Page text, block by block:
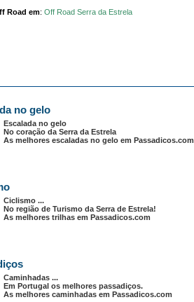
Road em: Off Road Serra da Estrela
no gelo
Escalada no gelo
No coração da Serra da Estrela
As melhores escaladas no gelo em Passadicos.com
Ciclismo ...
No região de Turismo da Serra de Estrela!
As melhores trilhas em Passadicos.com
Caminhadas ...
Em Portugal os melhores passadiços.
As melhores caminhadas em Passadicos.com